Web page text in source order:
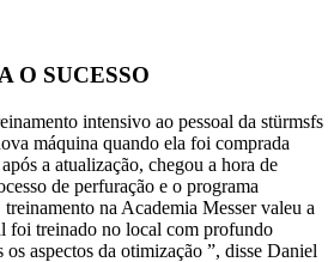
O SUCESSO
intensivo ao pessoal da stürmsfs
máquina quando ela foi comprada
a atualização, chegou a hora de
de perfuração e o programa
na Academia Messer valeu a
foi treinado no local com profundo
aspectos da otimização ”, disse Daniel